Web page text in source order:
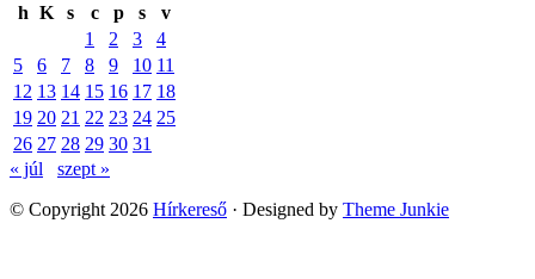
h K s c p s
v
1
2 3
4
5
6 7 8 9 10 11
12 13 14 15 16 17 18
19 20 21 22 23 24 25
26 27 28 29 30 31
« júl
szept »
© Copyright 2026 Hírkereső · Designed by Theme Junkie